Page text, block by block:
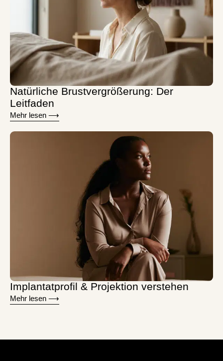
Natürliche Brustvergrößerung: Der
Leitfaden
Mehr lesen ⟶
Implantatprofil & Projektion verstehen
Mehr lesen ⟶